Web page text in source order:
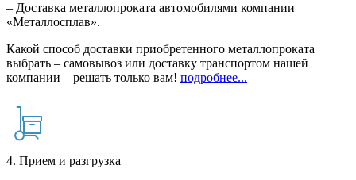
– Доставка металлопроката автомобилями компании
«Металлосплав».
Какой способ доставки приобретенного металлопроката
выбрать – самовывоз или доставку транспортом нашей
компании – решать только вам! подробнее...
4. Прием и разгрузка